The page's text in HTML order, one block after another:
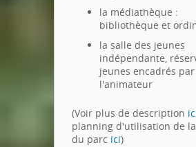
la médiathèque :
bibliothèque et
la salle des jeunes
indépendante,
jeunes encadrés par
l'animateur
(Voir plus de description
planning d'utilisation de
du parc ici)